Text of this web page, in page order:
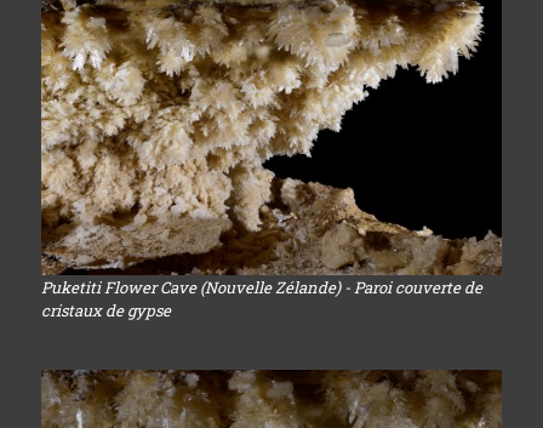
Puketiti Flower Cave (Nouvelle Zélande) - Paroi couverte de
cristaux de gypse